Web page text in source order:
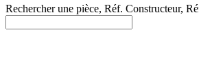
Rechercher une pièce, Réf. Constructeur,